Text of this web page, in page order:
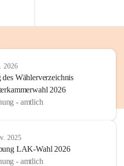
2026
Wählerverzeichnis
2026
- amtlich
2025
LAK-Wahl 2026
- amtlich